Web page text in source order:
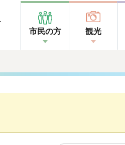
市民の方 観光